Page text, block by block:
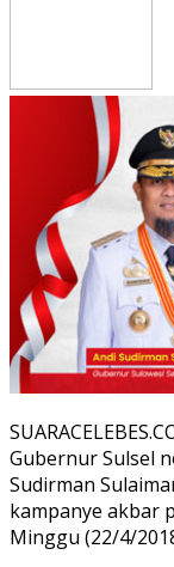
Gubernur Sulsel
Sudirman
kampanye akbar
Minggu (22/4/